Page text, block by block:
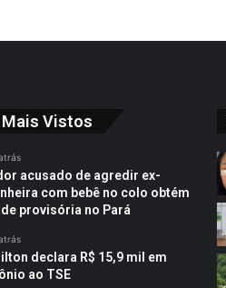
Vistos
acusado de agredir ex-
com bebê no colo obtém
provisória no Pará
declara R$ 15,9 mil em
ao TSE